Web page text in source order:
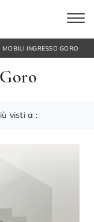
MOBILI INGRESSO GORO
visti a :